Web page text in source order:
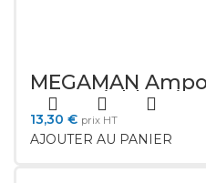
MEGAMAN
E27 variable
MM11076
13,30 € prix HT
AJOUTER AU PANIER